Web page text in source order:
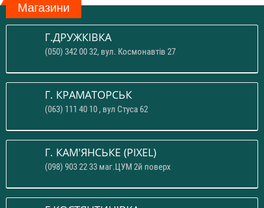
Магазини
Г.ДРУЖКІВКА
(050) 342 00 32, вул. Космонавтів 27
Г. КРАМАТОРСЬК
(063) 111 40 10 , вул Стуса 62
Г. КАМ'ЯНСЬКЕ (PIXEL)
(098) 903 22 33 маг.ЦУМ 2й поверх